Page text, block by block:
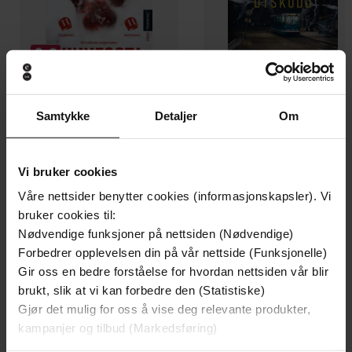
Samtykke Detaljer Om
Vi bruker cookies
Våre nettsider benytter cookies (informasjonskapsler). Vi
bruker cookies til:
Nødvendige funksjoner på nettsiden (Nødvendige)
Forbedrer opplevelsen din på vår nettside (Funksjonelle)
Gir oss en bedre forståelse for hvordan nettsiden vår blir
brukt, slik at vi kan forbedre den (Statistiske)
Gjør det mulig for oss å vise deg relevante produkter,
kampanjer og tilbud (Markedsføring)
129,-
Minnesota
EBOK
129,-
Utskudd
Undertittel
An addictive cosy mystery set in the
English countryside
Forfattere Lesley Cookman(forfatter), Patience
Tomlinson(innleser)